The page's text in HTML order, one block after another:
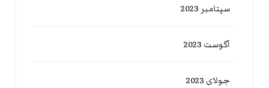
سپتامبر 2023
آگوست 2023
جولای 2023